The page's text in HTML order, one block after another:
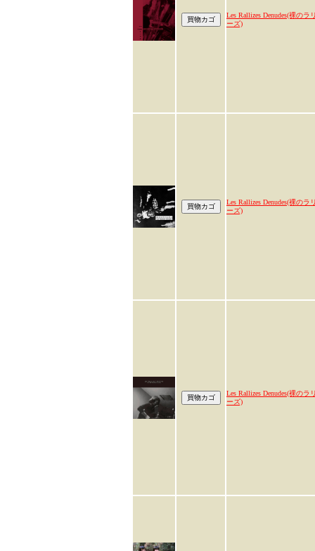
Les Rallizes Denudes(裸のラ
ーズ)
Les Rallizes Denudes(裸のラ
ーズ)
Les Rallizes Denudes(裸のラ
ーズ)